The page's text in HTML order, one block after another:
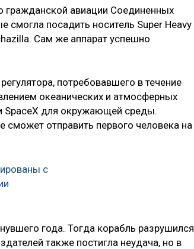
гражданской авиации Соединенных
смогла посадить носитель Super Heavy
Сам же аппарат успешно
потребовавшего в течение
океанических и атмосферных
SpaceX для окружающей среды.
сможет отправить первого человека на
с
года. Тогда корабль разрушился
также постигла неудача, но в